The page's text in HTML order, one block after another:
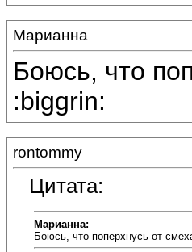
Марианна
Боюсь, что
:biggrin:
rontommy
Цитата:
Марианна:
Боюсь, что поперхнусь от